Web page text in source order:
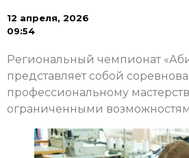
12 апреля, 2026
09:54
Региональный чемпионат
представляет собой
профессиональному
ограниченными